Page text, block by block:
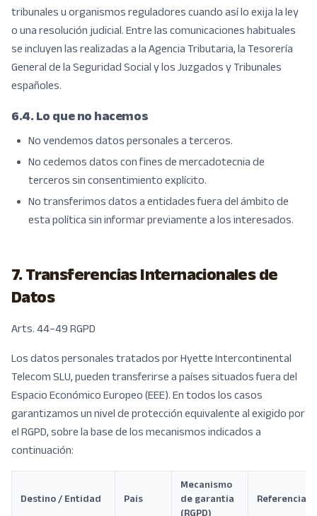
tribunales u organismos reguladores cuando así lo exija la ley
o una resolución judicial. Entre las comunicaciones habituales
se incluyen las realizadas a la Agencia Tributaria, la Tesorería
General de la Seguridad Social y los Juzgados y Tribunales
españoles.
6.4. Lo que no hacemos
No vendemos datos personales a terceros.
No cedemos datos con fines de mercadotecnia de
terceros sin consentimiento explícito.
No transferimos datos a entidades fuera del ámbito de
esta política sin informar previamente a los interesados.
7. Transferencias Internacionales de
Datos
Arts. 44–49 RGPD
Los datos personales tratados por Hyette Intercontinental
Telecom SLU, pueden transferirse a países situados fuera del
Espacio Económico Europeo (EEE). En todos los casos
garantizamos un nivel de protección equivalente al exigido por
el RGPD, sobre la base de los mecanismos indicados a
continuación:
Destino / Entidad País
Mecanismo
de garantía
(RGPD)
Referencia